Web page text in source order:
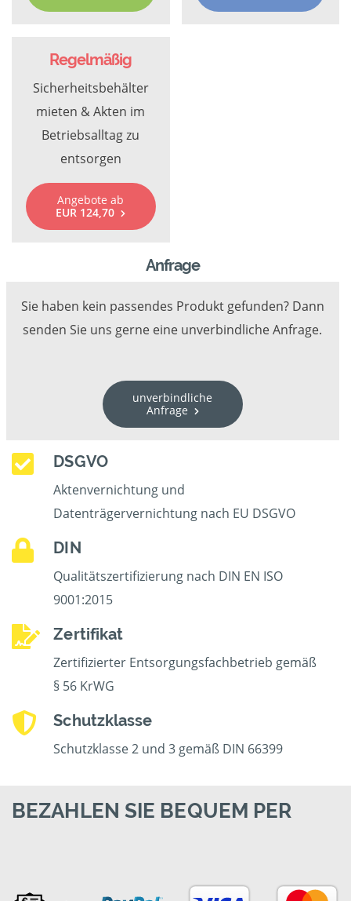
Regelmäßig
Sicherheitsbehälter
mieten & Akten im
Betriebsalltag zu
entsorgen
Angebote ab
EUR 124,70
Anfrage
Sie haben kein passendes Produkt gefunden? Dann
senden Sie uns gerne eine unverbindliche Anfrage.
unverbindliche
Anfrage
DSGVO
Aktenvernichtung und
Datenträgervernichtung nach EU DSGVO
DIN
Qualitätszertifizierung nach DIN EN ISO
9001:2015
Zertifikat
Zertifizierter Entsorgungsfachbetrieb gemäß
§ 56 KrWG
Schutzklasse
Schutzklasse 2 und 3 gemäß DIN 66399
BEZAHLEN SIE BEQUEM PER